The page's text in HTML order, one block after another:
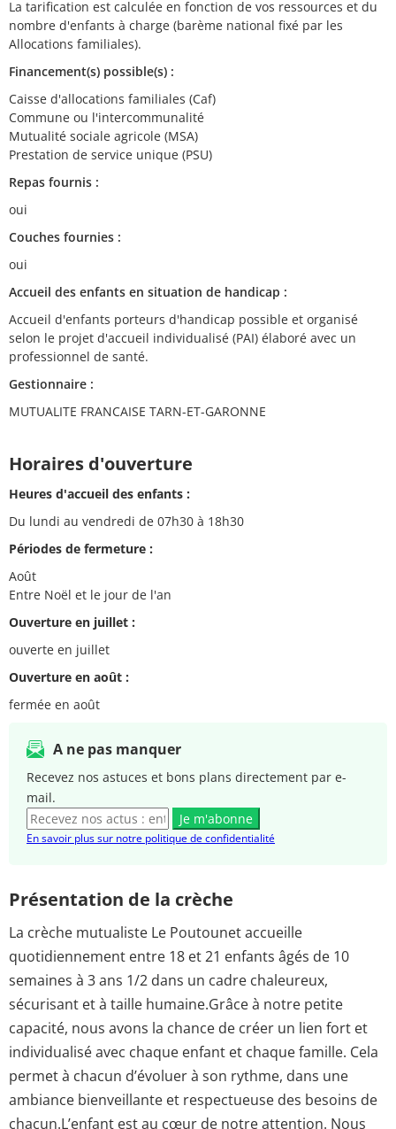
La tarification est calculée en fonction de vos ressources et du
nombre d'enfants à charge (barème national fixé par les
Allocations familiales).
Financement(s) possible(s) :
Caisse d'allocations familiales (Caf)
Commune ou l'intercommunalité
Mutualité sociale agricole (MSA)
Prestation de service unique (PSU)
Repas fournis :
oui
Couches fournies :
oui
Accueil des enfants en situation de handicap :
Accueil d'enfants porteurs d'handicap possible et organisé
selon le projet d'accueil individualisé (PAI) élaboré avec un
professionnel de santé.
Gestionnaire :
MUTUALITE FRANCAISE TARN-ET-GARONNE
Horaires d'ouverture
Heures d'accueil des enfants :
Du lundi au vendredi de 07h30 à 18h30
Périodes de fermeture :
Août
Entre Noël et le jour de l'an
Ouverture en juillet :
ouverte en juillet
Ouverture en août :
fermée en août
A ne pas manquer
Recevez nos astuces et bons plans directement par e-
mail.
Je m'abonne
En savoir plus sur notre politique de confidentialité
Présentation de la crèche
La crèche mutualiste Le Poutounet accueille
quotidiennement entre 18 et 21 enfants âgés de 10
semaines à 3 ans 1/2 dans un cadre chaleureux,
sécurisant et à taille humaine.Grâce à notre petite
capacité, nous avons la chance de créer un lien fort et
individualisé avec chaque enfant et chaque famille. Cela
permet à chacun d’évoluer à son rythme, dans une
ambiance bienveillante et respectueuse des besoins de
chacun.L’enfant est au cœur de notre attention. Nous